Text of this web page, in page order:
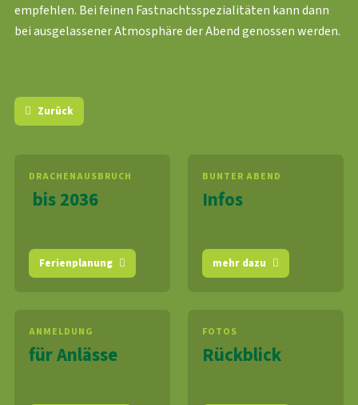
DRACHENAUSBRUCH
bis 2036
Ferienplanung
BUNTER ABEND
Infos
mehr dazu
ANMELDUNG
für Anlässe
FOTOS
Rückblick
empfehlen. Bei feinen Fastnachtsspezialitäten kann dann
bei ausgelassener Atmosphäre der Abend genossen werden.
Zurück